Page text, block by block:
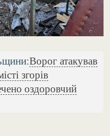
Ворог атакував
згорів
оздоровчий